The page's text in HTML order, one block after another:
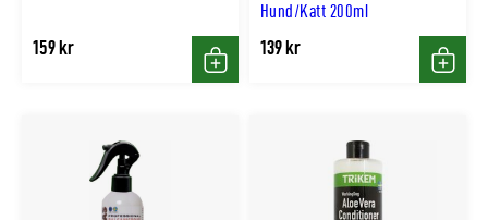
159 kr
Köp
Hund/Katt 200ml
139 kr
Köp